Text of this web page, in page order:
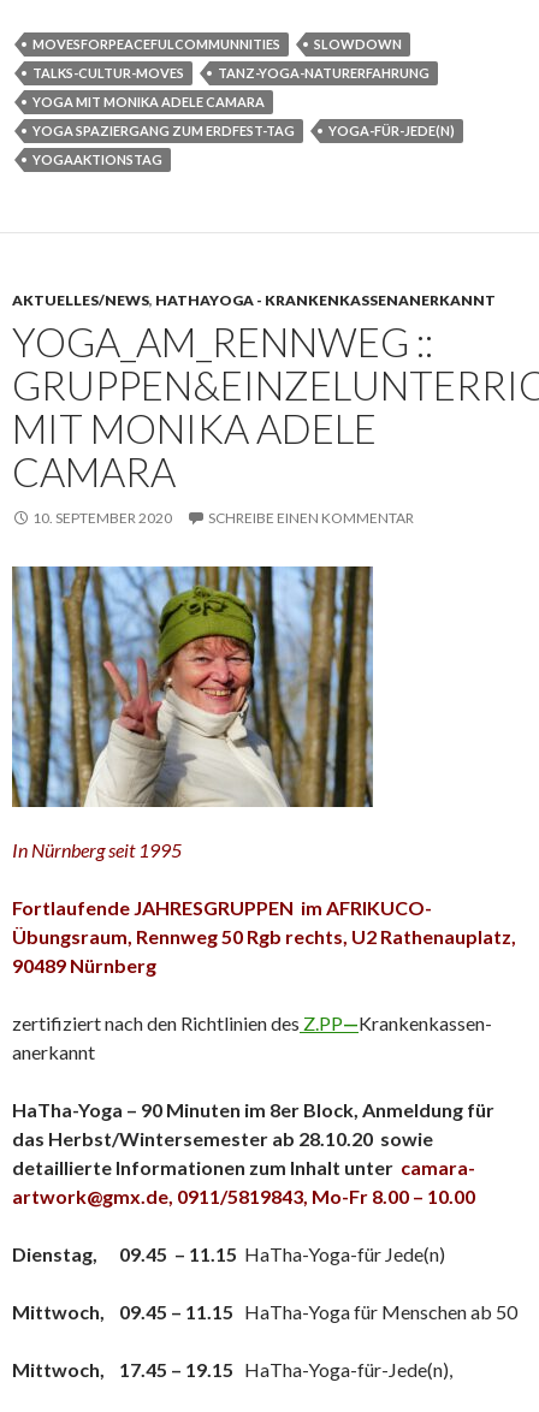
MOVESFORPEACEFULCOMMUNNITIES
SLOWDOWN
TALKS-CULTUR-MOVES
TANZ-YOGA-NATURERFAHRUNG
YOGA MIT MONIKA ADELE CAMARA
YOGA SPAZIERGANG ZUM ERDFEST-TAG
YOGA-FÜR-JEDE(N)
YOGAAKTIONSTAG
AKTUELLES/NEWS, HATHAYOGA - KRANKENKASSENANERKANNT
YOGA_AM_RENNWEG ::
MIT MONIKA ADELE
CAMARA
10. SEPTEMBER 2020 SCHREIBE EINEN KOMMENTAR
In Nürnberg seit 1995
Fortlaufende JAHRESGRUPPEN im AFRIKUCO-
Übungsraum, Rennweg 50 Rgb rechts, U2 Rathenauplatz,
90489 Nürnberg
zertifiziert nach den Richtlinien des Z.PP—Krankenkassen-
anerkannt
HaTha-Yoga – 90 Minuten im 8er Block, Anmeldung für
das Herbst/Wintersemester ab 28.10.20 sowie
detaillierte Informationen zum Inhalt unter camara-
artwork@gmx.de, 0911/5819843, Mo-Fr 8.00 – 10.00
Dienstag, 09.45 – 11.15 HaTha-Yoga-für Jede(n)
Mittwoch, 09.45 – 11.15 HaTha-Yoga für Menschen ab 50
Mittwoch, 17.45 – 19.15 HaTha-Yoga-für-Jede(n),